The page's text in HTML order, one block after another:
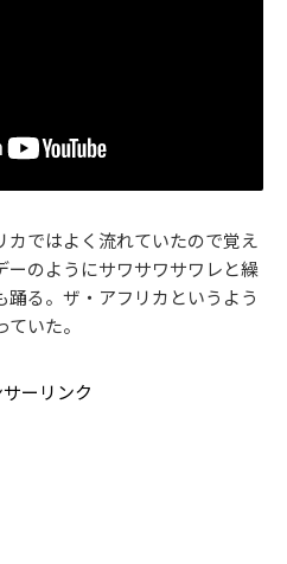
カではよく流れていたので覚え
ーのようにサワサワサワレと繰
踊る。ザ・アフリカというよう
いた。
ーリンク